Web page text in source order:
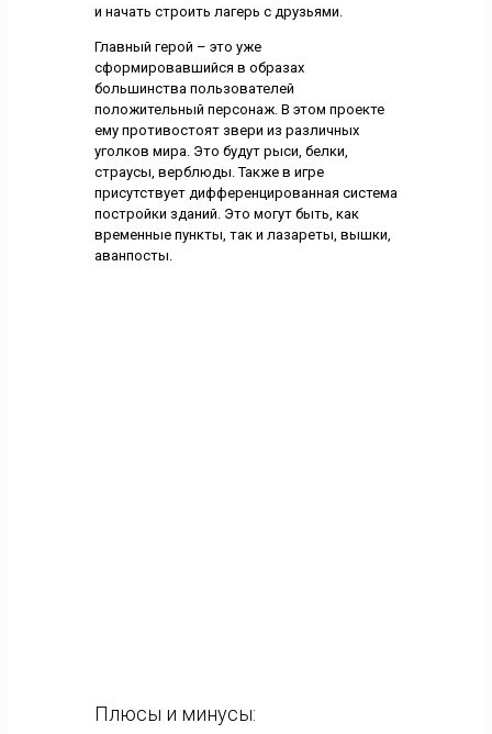
и начать строить лагерь с друзьями.
Главный герой – это уже
сформировавшийся в образах
большинства пользователей
положительный персонаж. В этом проекте
ему противостоят звери из различных
уголков мира. Это будут рыси, белки,
страусы, верблюды. Также в игре
присутствует дифференцированная система
постройки зданий. Это могут быть, как
временные пункты, так и лазареты, вышки,
аванпосты.
Плюсы и минусы: